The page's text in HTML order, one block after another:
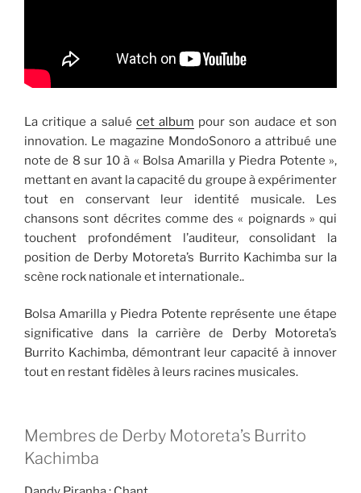
La critique a salué cet album pour son audace et son
innovation. Le magazine MondoSonoro a attribué une
note de 8 sur 10 à « Bolsa Amarilla y Piedra Potente »,
mettant en avant la capacité du groupe à expérimenter
tout en conservant leur identité musicale. Les
chansons sont décrites comme des « poignards » qui
touchent profondément l’auditeur, consolidant la
position de Derby Motoreta’s Burrito Kachimba sur la
scène rock nationale et internationale..
Bolsa Amarilla y Piedra Potente représente une étape
significative dans la carrière de Derby Motoreta’s
Burrito Kachimba, démontrant leur capacité à innover
tout en restant fidèles à leurs racines musicales.
Membres de Derby Motoreta’s Burrito
Kachimba